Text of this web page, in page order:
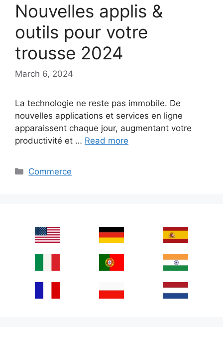
Nouvelles applis &
outils pour votre
trousse 2024
March 6, 2024
La technologie ne reste pas immobile. De
nouvelles applications et services en ligne
apparaissent chaque jour, augmentant votre
productivité et … Read more
Categories
Commerce